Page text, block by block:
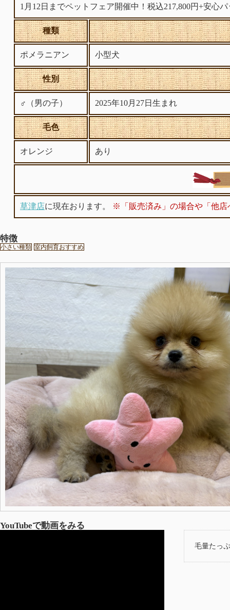
1月12日までペットフェア開催中！税込217,800円+安心
種類
ポメラニアン 小型犬
性別
♂（男の子） 2025年10月27日生まれ
毛色
オレンジ あり
草津店に現在おります。 ※「販売済み」の場合や「他店
特徴
小さい種類 室内飼育おすすめ
YouTubeで動画をみる
毛量たっ